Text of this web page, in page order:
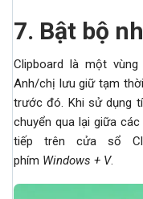
7. Bật bộ
Clipboard là một
Anh/chị lưu giữ tạm
trước đó. Khi sử dụng
chuyển qua lại giữa
tiếp trên cửa sổ
phím Windows + V.